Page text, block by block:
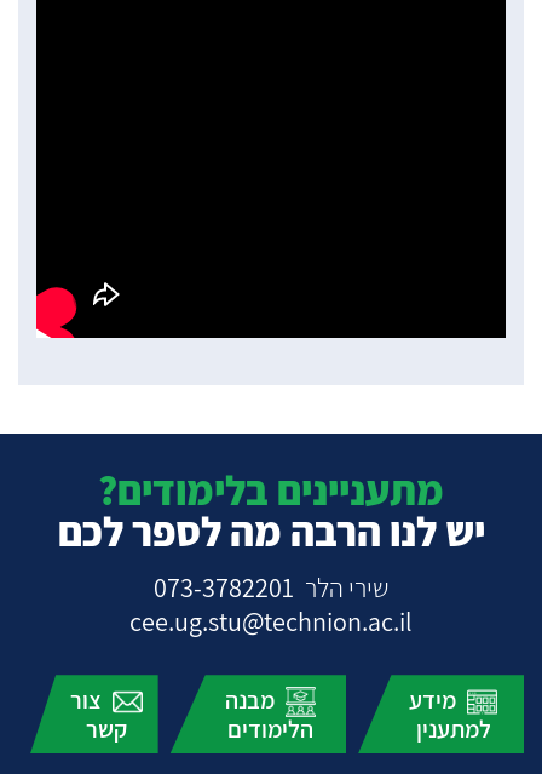
מתעניינים בלימודים?
יש לנו הרבה מה לספר לכם
שירי הלר 073-3782201
cee.ug.stu@technion.ac.il
מידע
למתענין
מבנה
הלימודים
צור
קשר